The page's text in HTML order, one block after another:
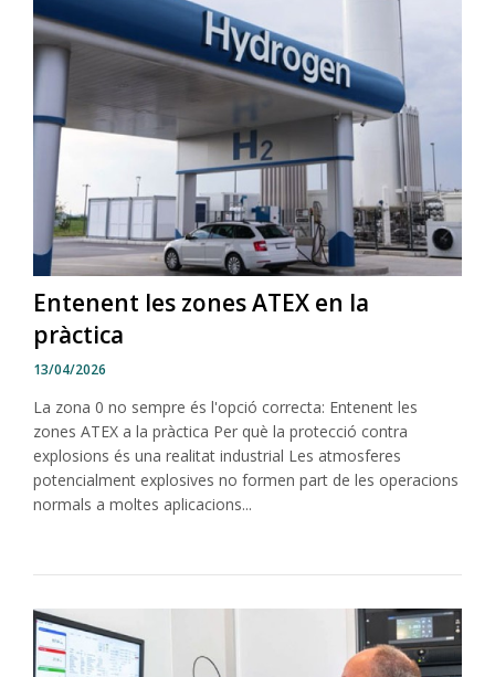
Entenent les zones ATEX en la
pràctica
13/04/2026
La zona 0 no sempre és l'opció correcta: Entenent les
zones ATEX a la pràctica Per què la protecció contra
explosions és una realitat industrial Les atmosferes
potencialment explosives no formen part de les operacions
normals a moltes aplicacions...